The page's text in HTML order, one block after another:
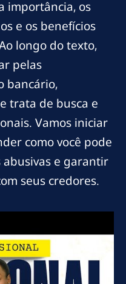
importância, os
e os benefícios
longo do texto,
pelas
bancário,
trata de busca e
Vamos iniciar
como você pode
e garantir
seus credores.